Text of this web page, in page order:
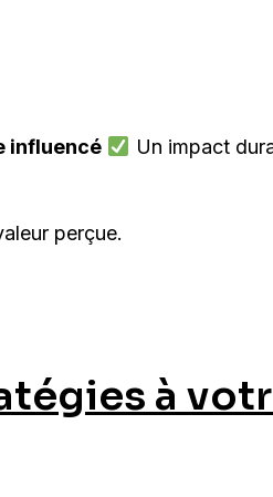
influencé
Un impact
perçue.
à